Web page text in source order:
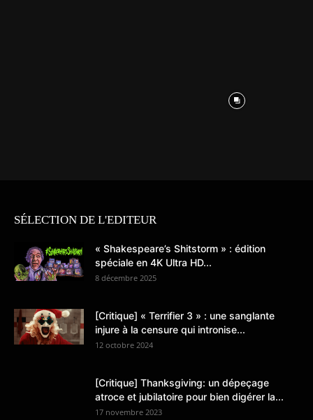
SÉLECTION DE L'EDITEUR
« Shakespeare’s Shitstorm » : édition
spéciale en 4K Ultra HD...
8 décembre 2025
[Critique] « Terrifier 3 » : une sanglante
injure à la censure qui intronise...
12 octobre 2024
[Critique] Thanksgiving: un dépeçage
atroce et jubilatoire pour bien digérer la...
17 novembre 2023